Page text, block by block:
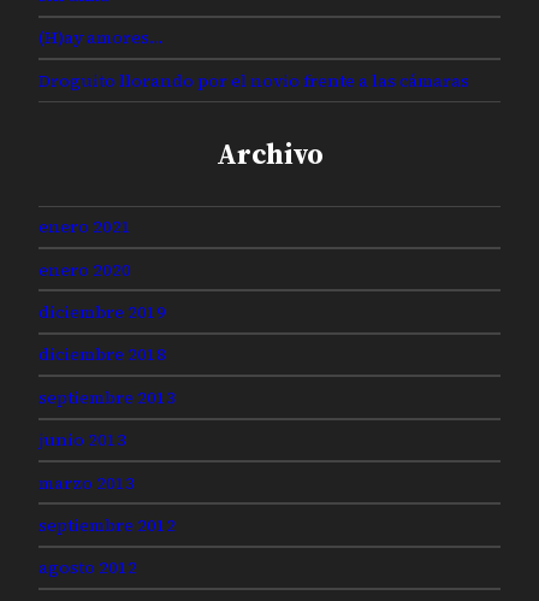
(H)ay amores…
Droguito llorando por el novio frente a las cámaras
Archivo
enero 2021
enero 2020
diciembre 2019
diciembre 2018
septiembre 2013
junio 2013
marzo 2013
septiembre 2012
agosto 2012